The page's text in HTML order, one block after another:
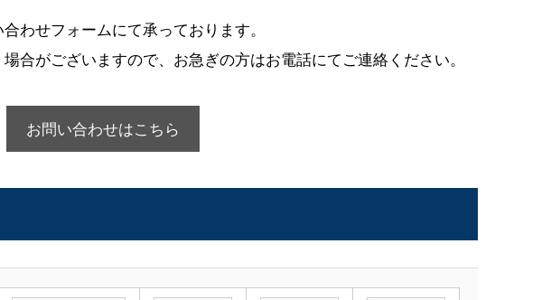
わせフォームにて承っております。
合がございますので、お急ぎの方はお電話にてご連絡ください。
お問い合わせはこちら